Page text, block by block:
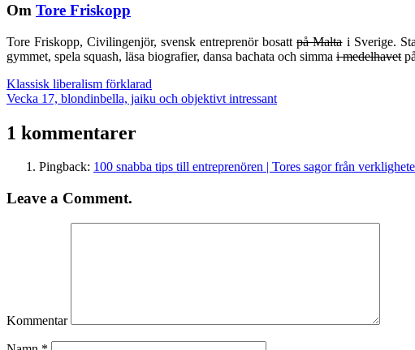
Om Tore Friskopp
Tore Friskopp, Civilingenjör, svensk entreprenör bosattpå Maltai Sverige.
gymmet, spela squash, läsa biografier, dansa bachata och simma i medelhavet
Klassisk liberalism förklarad
Vecka 17, blondinbella, jaiku och objektivt intressant
1 kommentarer
Pingback: 100 snabba tips till entreprenören | Tores sagor från
Leave a Comment.
Kommentar